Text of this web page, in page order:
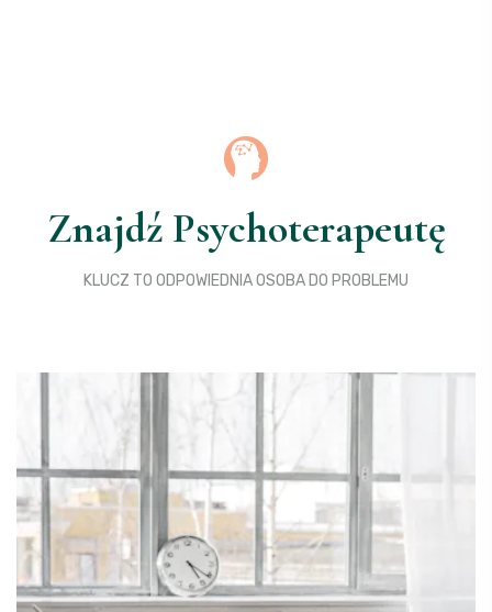
Znajdź Psychoterapeutę
KLUCZ TO ODPOWIEDNIA OSOBA DO PROBLEMU